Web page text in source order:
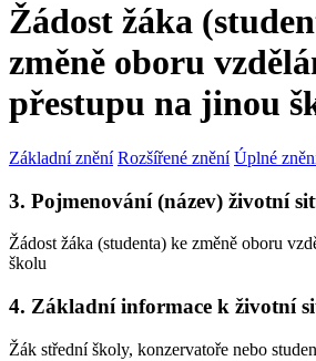
Žádost žáka
změně oboru
přestupu na jinou
Základní znění Rozšířené znění Úplné
3. Pojmenování (název) životní
Žádost žáka (studenta) ke změně oboru
školu
4. Základní informace k životní
Žák střední školy, konzervatoře nebo